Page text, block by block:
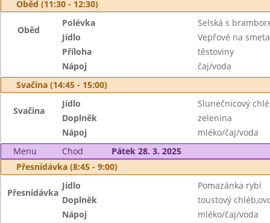
Oběd (11:30 - 12:30)
Oběd
Polévka
Selská s
Jídlo
Vepřové na
Příloha
těstoviny
Nápoj
čaj/voda
Svačina (14:45 - 15:00)
Svačina
Jídlo
Slunečnicový
Doplněk
zelenina
Nápoj
mléko/čaj/voda
Menu
Chod
Pátek 28. 3. 2025
Přesnídávka (8:45 - 9:00)
Přesnídávka
Jídlo
Pomazánka rybí
Doplněk
toustový
Nápoj
mléko/čaj/voda